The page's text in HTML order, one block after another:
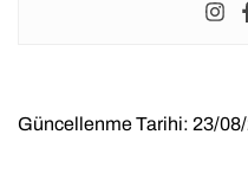
Güncellenme Tarihi: 23/